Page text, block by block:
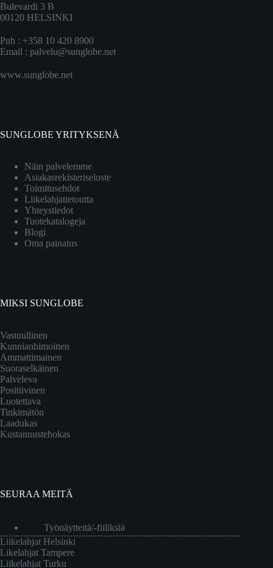
Bulevardi 3 B
00120 HELSINKI
Puh : +358 10 420 8900
Email : palvelu@sunglobe.net
www.sunglobe.net
SUNGLOBE YRITYKSENÄ
Näin palvelemme
Asiakasrekisteriseloste
Toimitusehdot
Liikelahjatietoutta
Yhteystiedot
Tuotekatalogeja
Blogi
Oma painatus
MIKSI SUNGLOBE
Vastuullinen
Kunnianhimoinen
Ammattimainen
Suoraselkäinen
Palveleva
Positiivinen
Luotettava
Tinkimätön
Laadukas
Kustannustehokas
SEURAA MEITÄ
Työnäytteitä/-fiiliksiä
Liikelahjat Helsinki
Likelahjat Tampere
Liikelahjat Turku